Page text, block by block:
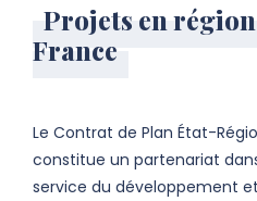
Projets en
France
Le Contrat de Plan État-
constitue un partenariat
service du développement